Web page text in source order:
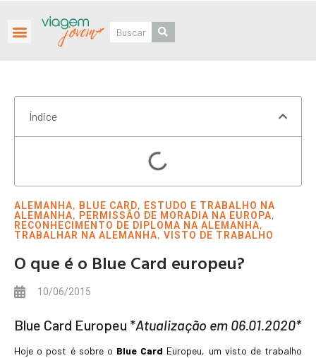
Índice
ALEMANHA, BLUE CARD, ESTUDO E TRABALHO NA
ALEMANHA, PERMISSÃO DE MORADIA NA EUROPA,
RECONHECIMENTO DE DIPLOMA NA ALEMANHA,
TRABALHAR NA ALEMANHA, VISTO DE TRABALHO
O que é o Blue Card europeu?
10/06/2015
Blue Card Europeu *Atualização em 06.01.2020*
Hoje o post é sobre o Blue Card Europeu, um visto de trabalho